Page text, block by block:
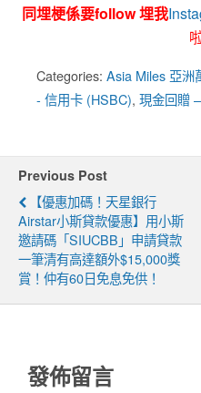
同埋梗係要follow 埋我
Categories: Asia Miles 亞洲
- 信用卡 (HSBC), 現金回贈
Previous Post
【優惠加碼！天星銀行
Airstar小斯貸款優惠】用小斯
邀請碼「SIUCBB」申請貸款
一筆清有高達額外$15,000獎
賞！仲有60日免息免供！
發佈留言